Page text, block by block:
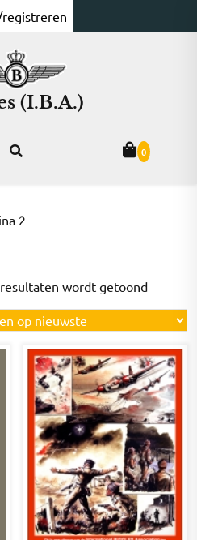
(I.B.A.)
0
2
wordt getoond
op